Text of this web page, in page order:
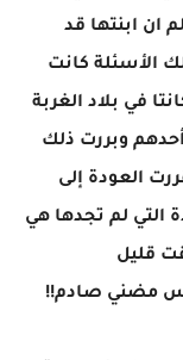
ان ابنتها قد
الأسئلة كانت
في بلاد الغربة
وبررت ذلك
العودة إلى
التي لم تجدها هي
قليل
مضني صادم!!